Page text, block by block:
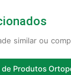
similar ou
de Produtos